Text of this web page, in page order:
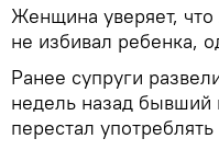
Женщина уверяет,
не избивал ребенка,
Ранее супруги
недель назад бывший
перестал